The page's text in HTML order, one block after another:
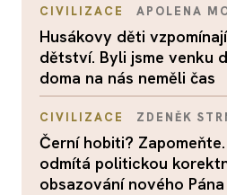
CIVILIZACE APOLENA
Husákovy děti
dětství. Byli jsme venku
doma na nás neměli čas
CIVILIZACE ZDENĚK
Černí hobiti?
odmítá politickou
obsazování nového